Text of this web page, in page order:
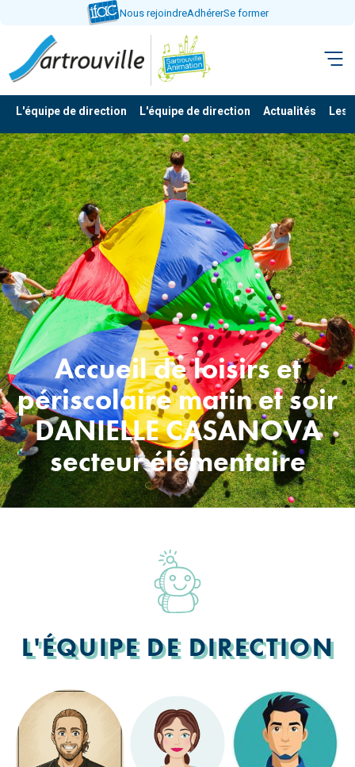
contenu
Nous rejoindreAdhérerSe former
L'équipe de direction L'équipe de direction Actualités Les
Accueil de loisirs et
périscolaire matin et soir
DANIELLE CASANOVA
secteur élémentaire
L'ÉQUIPE DE DIRECTION